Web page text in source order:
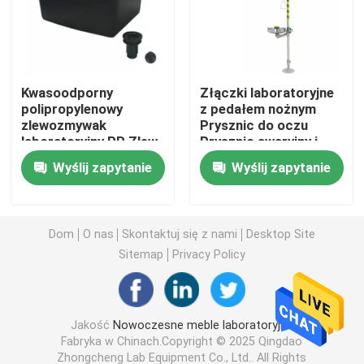
Ławka ścienna laboratoryjna
Dygestorium laboratoryjne
Ławka laboratoryjna
Szafka laboratoryjna
Bezpieczna szafka do przechowywania
Gabinet Bezpieczeństwa Biologicznego
Kwasoodporny
polipropylenowy
zlewozmywak
laboratoryjny PP Zlew
42L do 125L
Wyślij zapytanie
Złączki laboratoryjne
z pedałem nożnym
Prysznic do oczu
Prysznic awaryjny i
stacja do
przemywania oczu
11,4 l/min
Wyślij zapytanie
Dom O nas Skontaktuj się z nami
Desktop Site
Sitemap
Privacy Policy
Jakość Nowoczesne meble laboratoryjne
Fabryka w Chinach.Copyright © 2025 Qingdao
Zhongcheng Lab Equipment Co., Ltd.. All Rights